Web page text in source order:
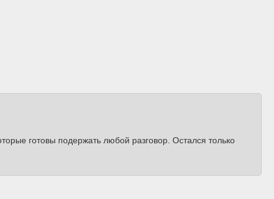
готовы подержать любой разговор. Остался только